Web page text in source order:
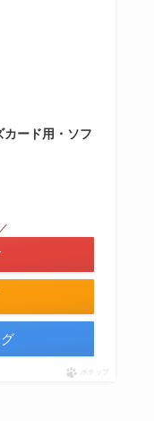
カード用・ソフ
ポチップ